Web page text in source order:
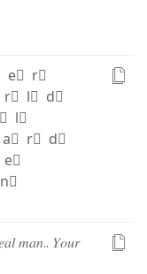
e⃫ r⃫
r⃫ l⃫ d⃫
l⃫
a⃫ r⃫ d⃫
e⃫
n⃫
𝑎𝑙𝑚𝑎𝑛.. 𝑌𝑜𝑢𝑟